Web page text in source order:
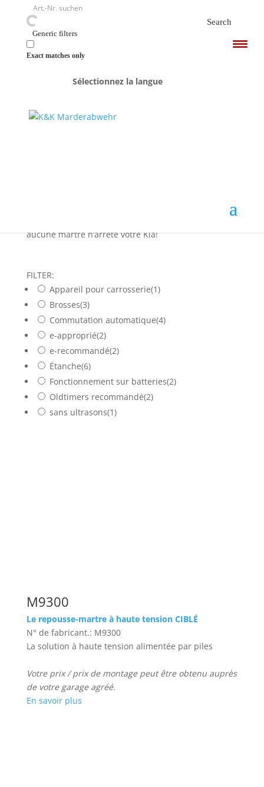
Search
Generic filters
Exact matches only
Sélectionnez la langue
K&K chez Kia
votre concessionnaire Kia local ou vous informer en
aucune martre n’arrête votre Kia!
FILTER:
Appareil pour carrosserie(1)
Brosses(3)
Commutation automatique(4)
e-approprié(2)
e-recommandé(2)
Étanche(6)
Fonctionnement sur batteries(2)
Oldtimers recommandé(2)
sans ultrasons(1)
M9300
Le repousse-martre à haute tension CIBLÉ
N° de fabricant.: M9300
La solution à haute tension alimentée par piles
Votre prix / prix de montage peut être obtenu auprès
de votre garage agréé.
En savoir plus